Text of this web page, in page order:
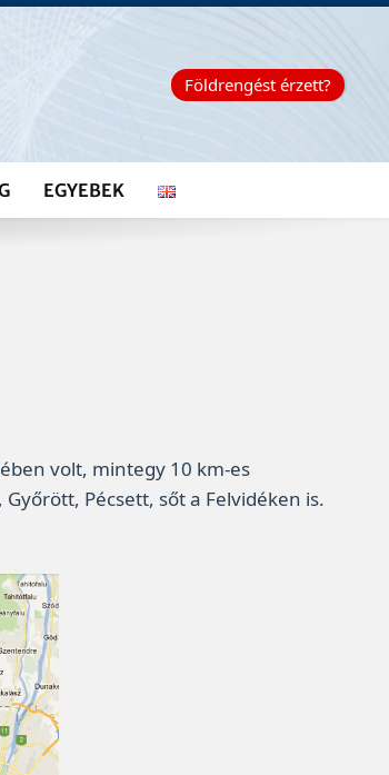
Földrengést érzett?
EGYEBEK
volt, mintegy 10 km-es
Pécsett, sőt a Felvidéken is.